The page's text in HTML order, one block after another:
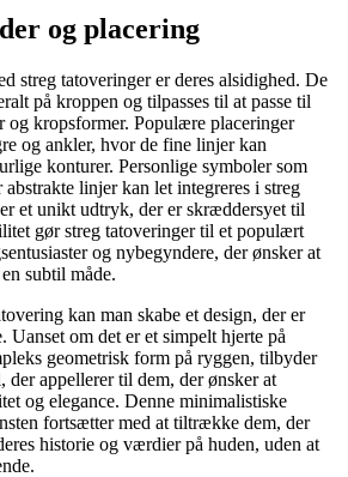
og placering
streg tatoveringer er deres alsidighed. De
på kroppen og tilpasses til at passe til
kropsformer. Populære placeringer
og ankler, hvor de fine linjer kan
konturer. Personlige symboler som
linjer kan let integreres i streg
et unikt udtryk, der er skræddersyet til
gør streg tatoveringer til et populært
og nybegyndere, der ønsker at
subtil måde.
kan man skabe et design, der er
Uanset om det er et simpelt hjerte på
geometrisk form på ryggen, tilbyder
der appellerer til dem, der ønsker at
og elegance. Denne minimalistiske
fortsætter med at tiltrække dem, der
historie og værdier på huden, uden at